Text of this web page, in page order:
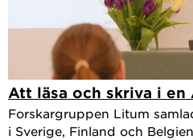
Att läsa och skriva i en
Forskargruppen Litum
i Sverige, Finland och